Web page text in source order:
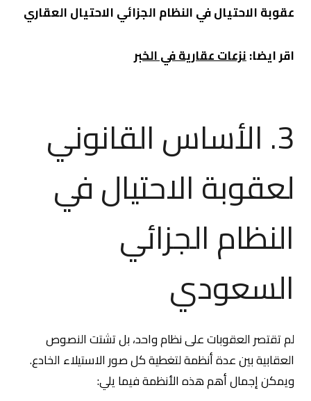
عقوبة الاحتيال في النظام الجزائي الاحتيال العقاري
اقر ايضا:نزعات عقارية في الخبر
3. الأساس القانوني
لعقوبة الاحتيال في
النظام الجزائي
السعودي
لم تقتصر العقوبات على نظام واحد، بل تشتت النصوص
العقابية بين عدة أنظمة لتغطية كل صور الاستيلاء الخادع.
ويمكن إجمال أهم هذه الأنظمة فيما يلي: